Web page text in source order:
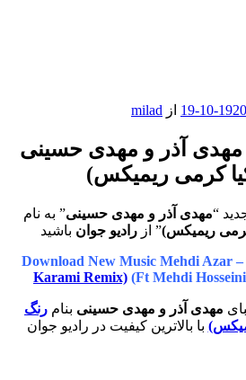
از milad
مهدی آذر و مهدی حسینی
کرمی ریمیکس)
“مهدی آذر و مهدی حسینی” به نام
ریمیکس)” ازرادیو جوان باشید
Download New Music Mehdi Azar –
Karami Remix) (Ft Mehdi
مهدی آذر و مهدی حسینی بنام رنگ
با بالاترین کیفیت در رادیو جوان